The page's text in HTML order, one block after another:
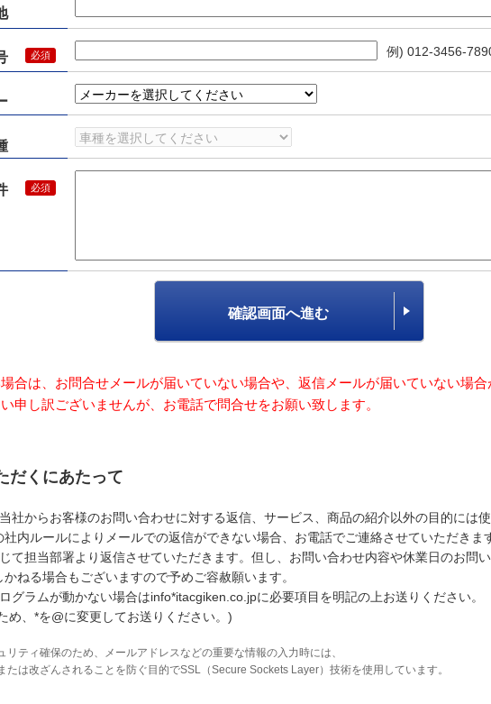
例) 012-3456-
確認画面へ進む
合は、お問合せメールが届いていない場合や、返信メールが届いていない場
申し訳ございませんが、お電話で問合せをお願い致します。
だくにあたって
社からお客様のお問い合わせに対する返信、サービス、商品の紹介以外の目的には
社内ルールによりメールでの返信ができない場合、お電話でご連絡させていただきま
て担当部署より返信させていただきます。但し、お問い合わせ内容や休業日のお問
ねる場合もございますので予めご容赦願います。
グラムが動かない場合はinfo*itacgiken.co.jpに必要項目を明記の上お送りください。
め、*を@に変更してお送りください。)
リティ確保のため、メールアドレスなどの重要な情報の入力時には、
たは改ざんされることを防ぐ目的でSSL（Secure Sockets Layer）技術を使用しています。